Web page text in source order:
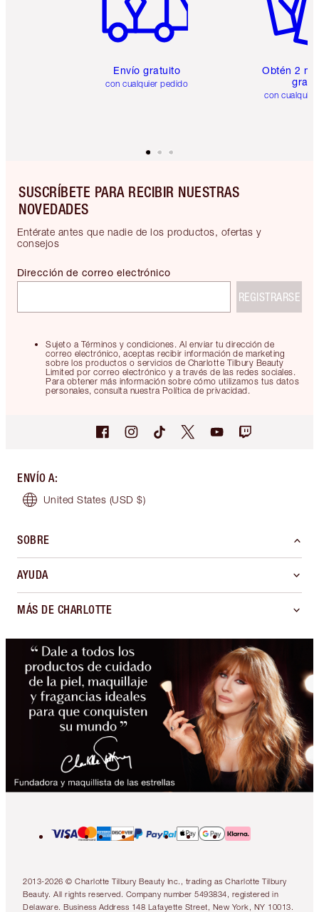
Envío gratuito
con cualquier pedido
Obtén 2
gratis
con
SUSCRÍBETE PARA RECIBIR NUESTRAS
NOVEDADES
Entérate antes que nadie de los productos, ofertas y
consejos
Sujeto a Términos y condiciones. Al enviar tu dirección de
correo electrónico, aceptas recibir información de marketing
sobre los productos o servicios de Charlotte Tilbury Beauty
Limited por correo electrónico y a través de las redes sociales.
Para obtener más información sobre cómo utilizamos tus datos
personales, consulta nuestra Política de privacidad.
Dirección de correo electrónico
REGISTRARSE
ENVÍO A:
United States (USD $)
SOBRE
AYUDA
MÁS DE CHARLOTTE
2013-2026 © Charlotte Tilbury Beauty Inc., trading as Charlotte Tilbury
Beauty. All rights reserved. Company number 5493834, registered in
Delaware. Business Address 148 Lafayette Street, New York, NY 10013.